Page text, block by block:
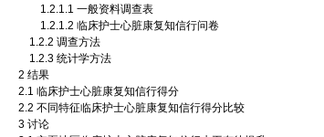
1.2.1.1 一般资料调查表
1.2.1.2 临床护士心脏康复知信行问卷
1.2.2 调查方法
1.2.3 统计学方法
2 结果
2.1 临床护士心脏康复知信行得分
2.2 不同特征临床护士心脏康复知信行得分比较
3 讨论